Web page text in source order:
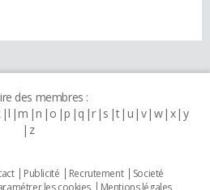
des membres :
l m n o p q r s t u v w x y
z
Publicité Recrutement
Societé
les cookies
Mentions légales